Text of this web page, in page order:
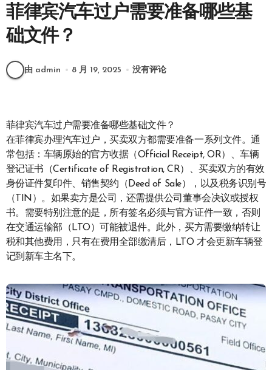
菲律宾汽车过户需要准备哪些基
础文件？
由 admin 8 月 19, 2025 没有评论
菲律宾汽车过户需要准备哪些基础文件？
在菲律宾办理汽车过户，买卖双方都需要准备一系列文件。通
常包括：车辆原始的官方收据（Official Receipt, OR）、车辆
登记证书（Certificate of Registration, CR）、买卖双方的有效
身份证件复印件、销售契约（Deed of Sale），以及税务识别号
（TIN）。如果卖方是公司，还需提供公司董事会决议或授权
书。需要特别注意的是，所有签名必须与官方证件一致，否则
在交通运输部（LTO）可能被退件。此外，买方需要缴纳转让
税和其他费用，只有在费用全部缴清后，LTO 才会更新车辆登
记到新车主名下。